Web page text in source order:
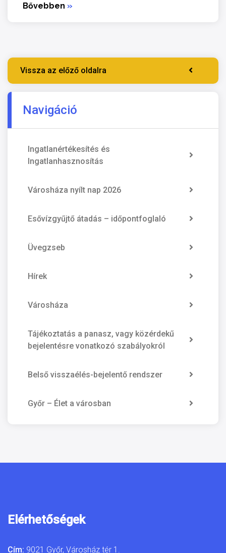
Bővebben »
Vissza az előző oldalra
Navigáció
Ingatlanértékesítés és
Ingatlanhasznosítás
Városháza nyílt nap 2026
Esővízgyűjtő átadás – időpontfoglaló
Üvegzseb
Hírek
Városháza
Tájékoztatás a panasz, vagy közérdekű
bejelentésre vonatkozó szabályokról
Belső visszaélés-bejelentő rendszer
Győr – Élet a városban
Elérhetőségek
Cím: 9021 Győr, Városház tér 1.